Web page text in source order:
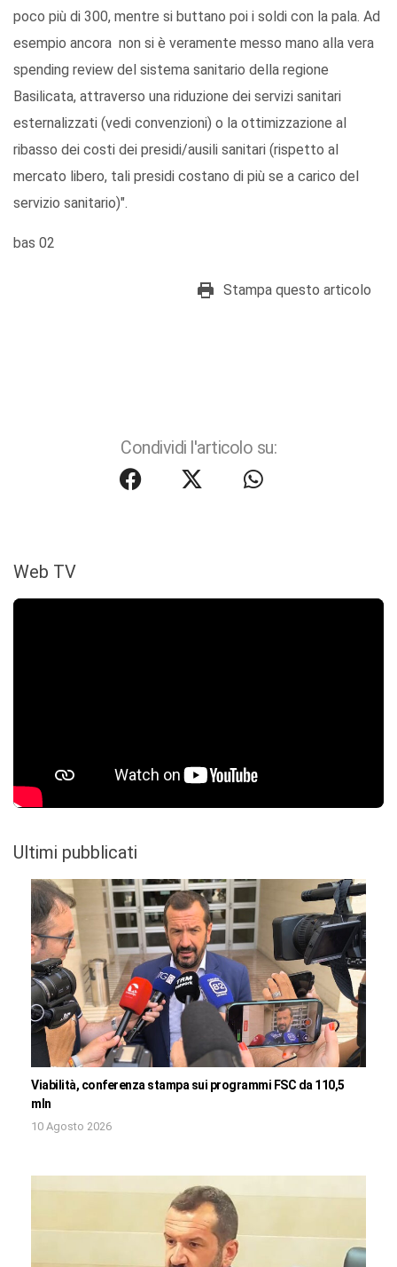
poco più di 300, mentre si buttano poi i soldi con la pala. Ad
esempio ancora non si è veramente messo mano alla vera
spending review del sistema sanitario della regione
Basilicata, attraverso una riduzione dei servizi sanitari
esternalizzati (vedi convenzioni) o la ottimizzazione al
ribasso dei costi dei presidi/ausili sanitari (rispetto al
mercato libero, tali presidi costano di più se a carico del
servizio sanitario)".
bas 02
Stampa questo articolo
Condividi l'articolo su:
Web TV
Ultimi pubblicati
Viabilità, conferenza stampa sui programmi FSC da 110,5
mln
10 Agosto 2026